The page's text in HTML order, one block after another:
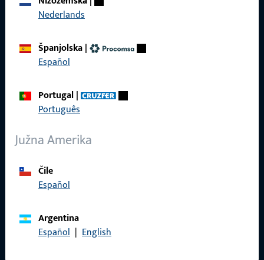
Nederlands
Španjolska|
Español
Portugal|
Português
Južna Amerika
Čile
Español
Argentina
Español | English
Općenito
Zaštita podataka